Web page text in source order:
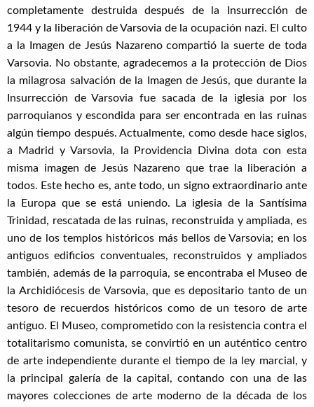
completamente destruida después de la Insurrección de
1944 y la liberación de Varsovia de la ocupación nazi. El culto
a la Imagen de Jesús Nazareno compartió la suerte de toda
Varsovia. No obstante, agradecemos a la protección de Dios
la milagrosa salvación de la Imagen de Jesús, que durante la
Insurrección de Varsovia fue sacada de la iglesia por los
parroquianos y escondida para ser encontrada en las ruinas
algún tiempo después. Actualmente, como desde hace siglos,
a Madrid y Varsovia, la Providencia Divina dota con esta
misma imagen de Jesús Nazareno que trae la liberación a
todos. Este hecho es, ante todo, un signo extraordinario ante
la Europa que se está uniendo. La iglesia de la Santísima
Trinidad, rescatada de las ruinas, reconstruida y ampliada, es
uno de los templos históricos más bellos de Varsovia; en los
antiguos edificios conventuales, reconstruidos y ampliados
también, además de la parroquia, se encontraba el Museo de
la Archidiócesis de Varsovia, que es depositario tanto de un
tesoro de recuerdos históricos como de un tesoro de arte
antiguo. El Museo, comprometido con la resistencia contra el
totalitarismo comunista, se convirtió en un auténtico centro
de arte independiente durante el tiempo de la ley marcial, y
la principal galería de la capital, contando con una de las
mayores colecciones de arte moderno de la década de los